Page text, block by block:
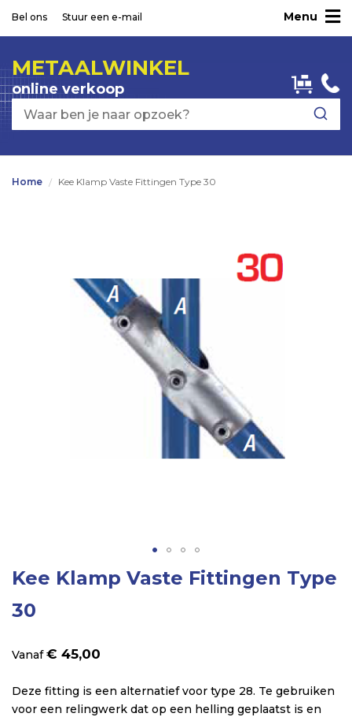
Bel ons Stuur een e-mail
naar
inhoud
Menu
METAALWINKEL
online verkoop
Home Kee Klamp Vaste Fittingen Type 30
Kee Klamp Vaste Fittingen Type
30
Vanaf € 45,00
Deze fitting is een alternatief voor type 28. Te gebruiken
voor een relingwerk dat op een helling geplaatst is en
Ga
naar
het
de
gallerij